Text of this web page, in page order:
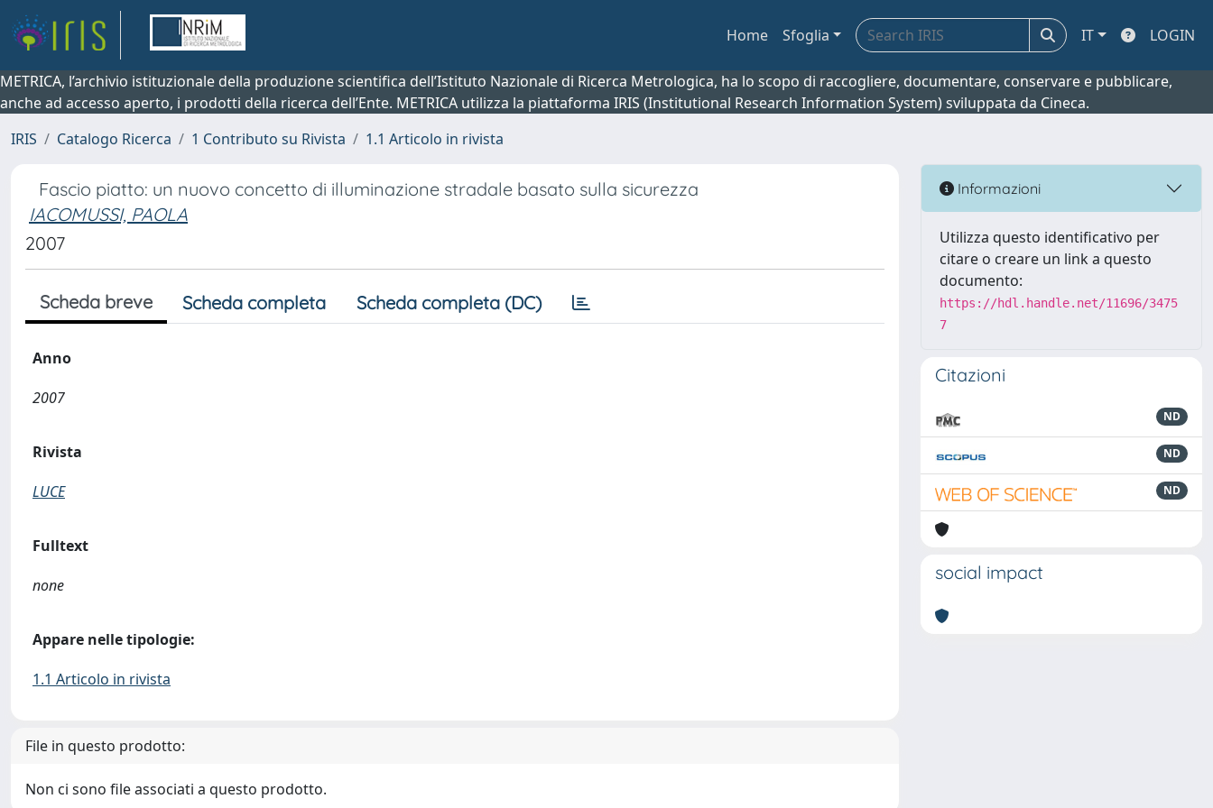
Home Sfoglia IT LOGIN
METRICA, l’archivio istituzionale della produzione scientifica dell’Istituto Nazionale di Ricerca Metrologica, ha lo scopo di raccogliere, documentare, conservare e pubblicare,
anche ad accesso aperto, i prodotti della ricerca dell’Ente. METRICA utilizza la piattaforma IRIS (Institutional Research Information System) sviluppata da Cineca.
IRIS
Catalogo Ricerca 1 Contributo su Rivista 1.1 Articolo in rivista
Fascio piatto: un nuovo concetto di illuminazione stradale basato sulla sicurezza
IACOMUSSI, PAOLA
2007
Scheda breve Scheda completa Scheda completa (DC)
Anno
2007
Rivista
LUCE
Fulltext
none
Appare nelle tipologie:
1.1 Articolo in rivista
File in questo prodotto:
Non ci sono file associati a questo prodotto.
Informazioni
Utilizza questo identificativo per
citare o creare un link a questo
documento:
https://hdl.handle.net/11696/3475
7
Citazioni
ND
ND
ND
social impact